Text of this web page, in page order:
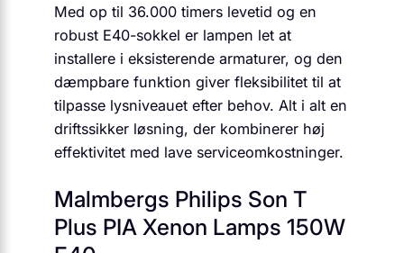
Med op til 36.000 timers levetid og en
robust E40-sokkel er lampen let at
installere i eksisterende armaturer, og den
dæmpbare funktion giver fleksibilitet til at
tilpasse lysniveauet efter behov. Alt i alt en
driftssikker løsning, der kombinerer høj
effektivitet med lave serviceomkostninger.
Malmbergs Philips Son T
Plus PIA Xenon Lamps 150W